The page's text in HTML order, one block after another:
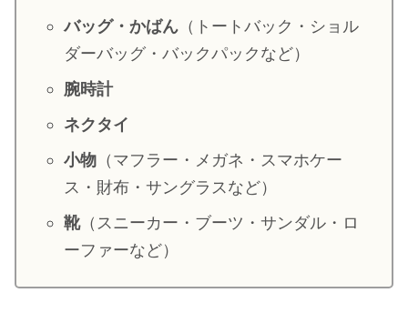
女子アナ衣装
バラエティ番組衣裳
バッグ・かばん （トートバック・ショル
ダーバッグ・バックパックなど）
腕時計
ネクタイ
小物 （マフラー・メガネ・スマホケー
ス・財布・サングラスなど）
靴（スニーカー・ブーツ・サンダル・ロ
ーファーなど）